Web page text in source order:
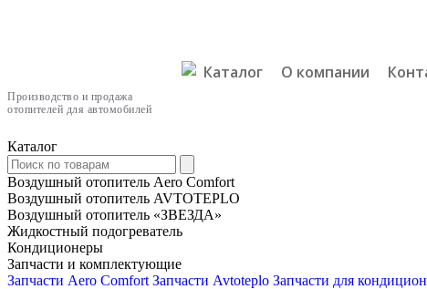
Каталог О компании
Каталог
Воздушный отопитель Aero Comfort
Воздушный отопитель AVTOTEPLO
Воздушный отопитель «ЗВЕЗДА»
Жидкостный подогреватель
Кондиционеры
Запчасти и комплектующие
Запчасти Aero Comfort Запчасти Avtoteplo Запчасти для